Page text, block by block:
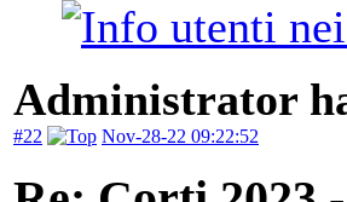
Administrator
#22 Nov-28-22 09:22:52